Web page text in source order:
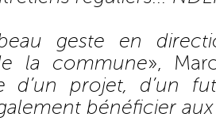
geste en
la commune»,
d’un projet, d’un
bénéficier